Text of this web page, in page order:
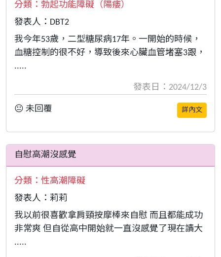
分類： 勃起功能障礙（陽痿）
發表人：DBT2
我今年53歲，二型糖尿病17年。一開始的時候，
血糖控制的很不好，導致後來心臟血管堵塞3跟，
.....
發表日：2024/12/3
😐 未回覆 詳內文
自慰高潮沒感覺
分類： 性高潮障礙
發表人：莉莉
我以前很喜歡拿肩頸按摩棒來自慰 而且都能成功
非常爽 但自從高中開始就一直沒感覺了現在讀大
.....